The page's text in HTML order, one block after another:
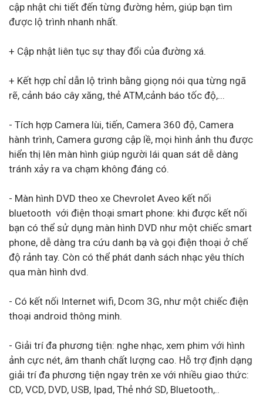
cập nhật chi tiết đến từng đường hẻm, giúp bạn tìm
được lộ trình nhanh nhất.
+ Cập nhật liên tục sự thay đổi của đường xá.
+ Kết hợp chỉ dẫn lộ trình bằng giọng nói qua từng ngã
rẽ, cảnh báo cây xăng, thẻ ATM,cảnh báo tốc độ,...
- Tích hợp Camera lùi, tiến, Camera 360 độ, Camera
hành trình, Camera gương cập lề, mọi hình ảnh thu được
hiển thị lên màn hình giúp người lái quan sát dễ dàng
tránh xảy ra va chạm không đáng có.
- Màn hình DVD theo xe Chevrolet Aveo kết nối
bluetooth với điện thoại smart phone: khi được kết nối
bạn có thể sử dụng màn hình DVD như một chiếc smart
phone, dễ dàng tra cứu danh bạ và gọi điện thoại ở chế
độ rảnh tay. Còn có thể phát danh sách nhạc yêu thích
qua màn hình dvd.
- Có kết nối Internet wifi, Dcom 3G, như một chiếc điện
thoại android thông minh.
- Giải trí đa phương tiện: nghe nhạc, xem phim với hình
ảnh cực nét, âm thanh chất lượng cao. Hỗ trợ định dạng
giải trí đa phương tiện ngay trên xe với nhiều giao thức:
CD, VCD, DVD, USB, Ipad, Thẻ nhớ SD, Bluetooth,..